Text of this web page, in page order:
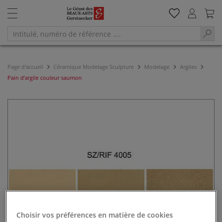
Page d'accueil Céramique Modelage Sculpture Modelage
Argiles
Pain d’argile couleur saumon
Choisir vos préférences en matière de cookies